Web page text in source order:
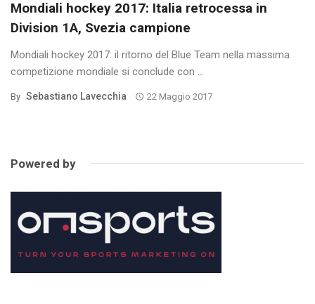
Mondiali hockey 2017: Italia retrocessa in
Division 1A, Svezia campione
Mondiali hockey 2017: il ritorno del Blue Team nella massima
competizione mondiale si conclude con ...
By Sebastiano Lavecchia 22 Maggio 2017
Powered by